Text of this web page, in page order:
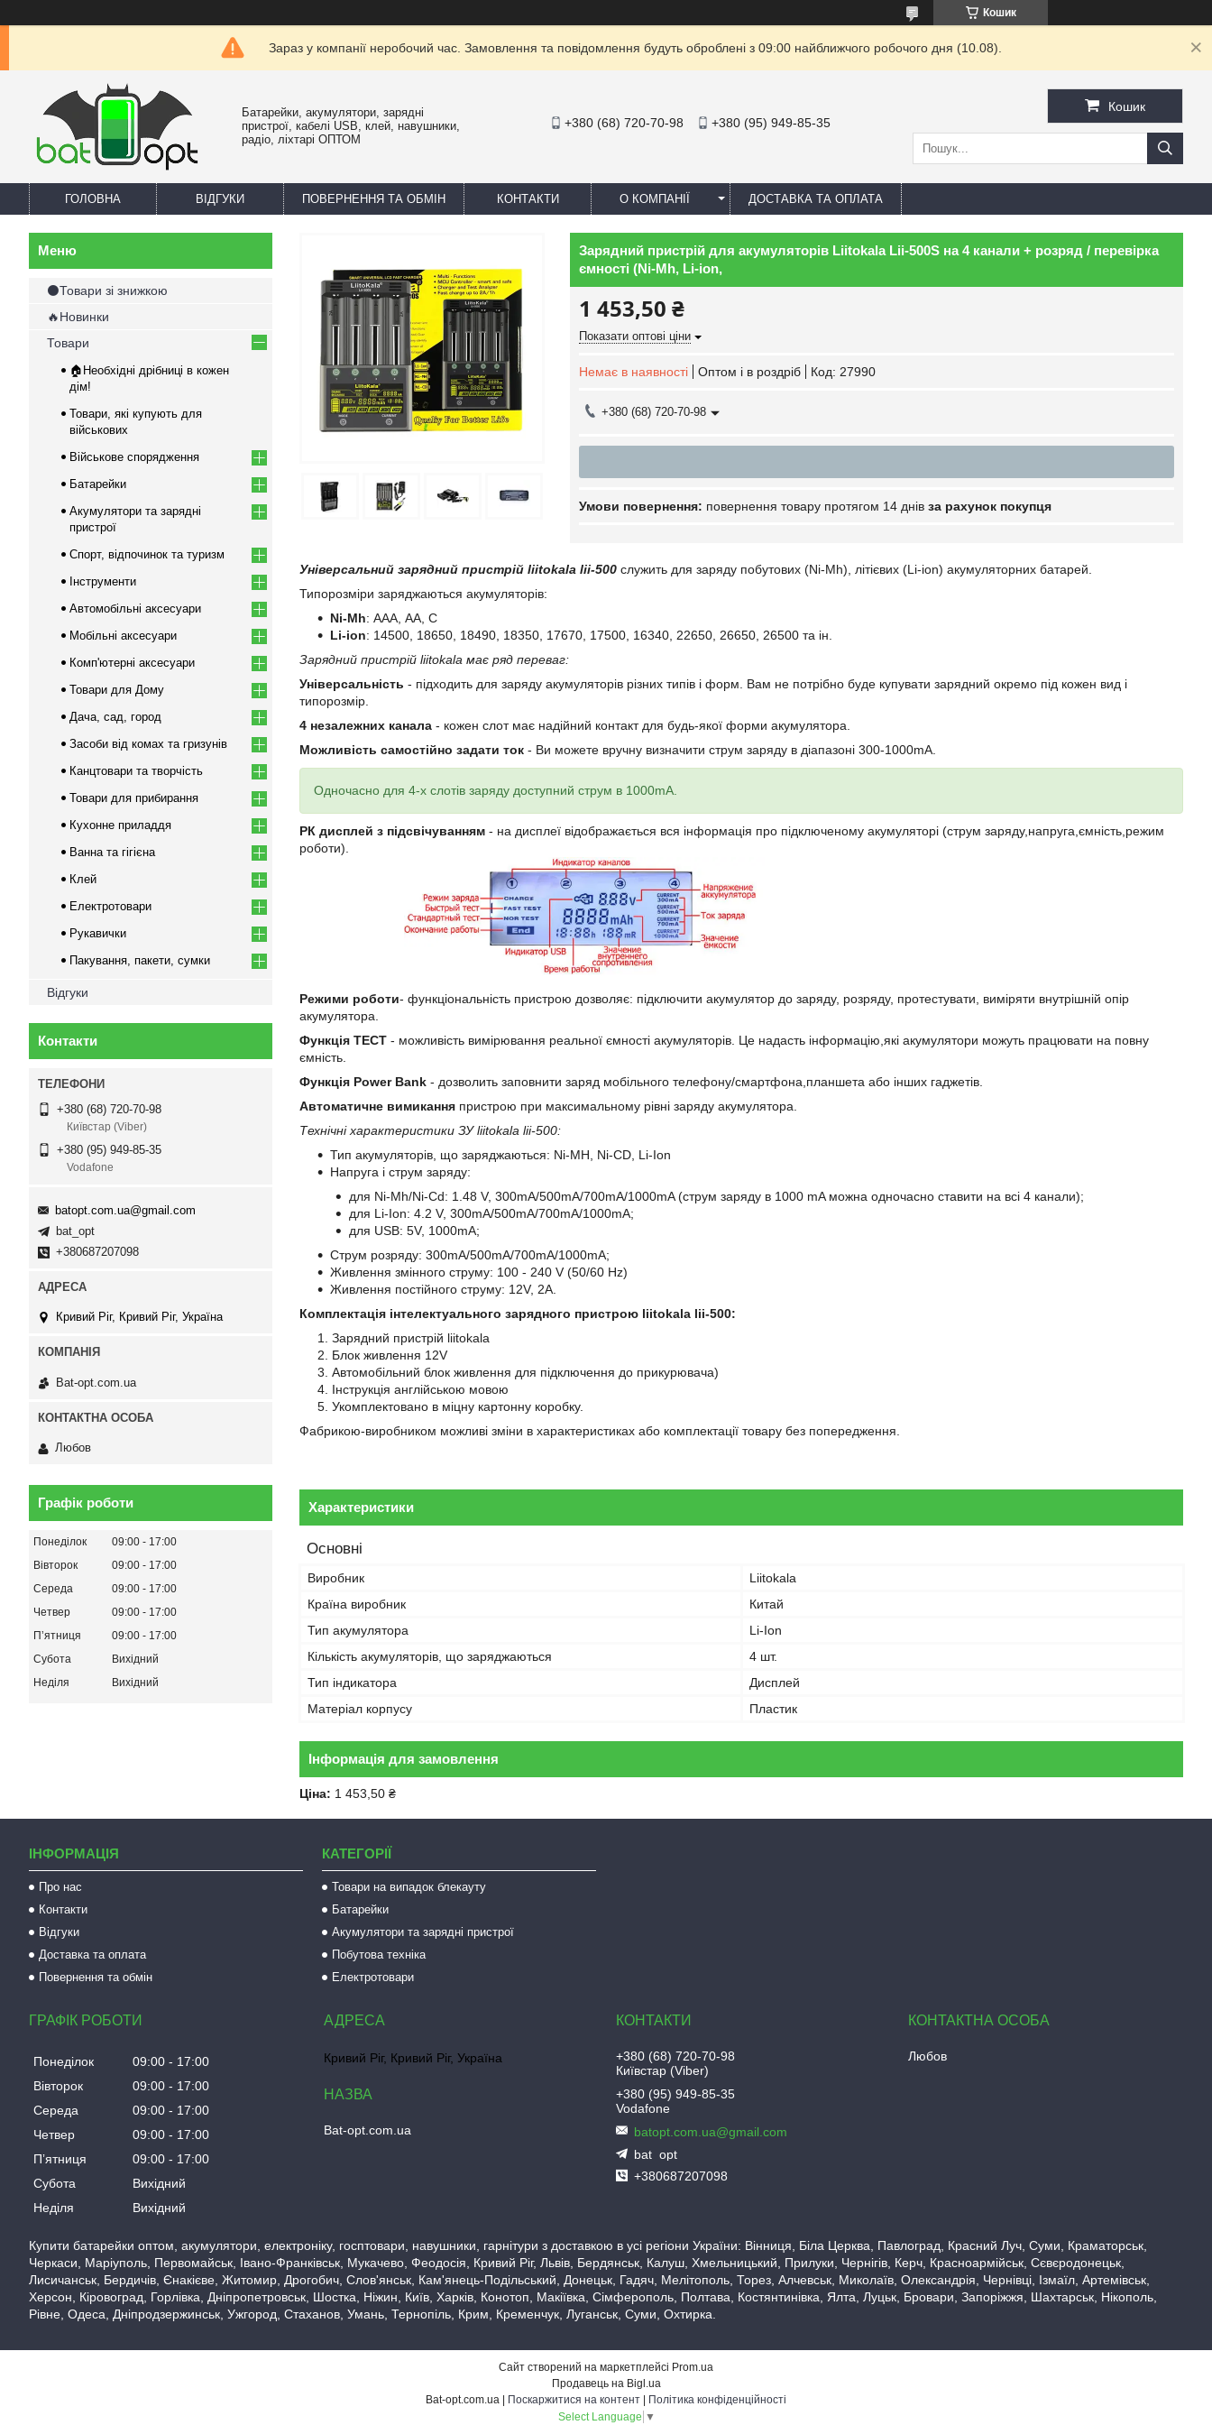
Кошик
Зараз у компанії неробочий час. Замовлення та повідомлення будуть оброблені з 09:00 найближчого робочого дня (10.08).
Батарейки, акумулятори, зарядні
пристрої, кабелі USB, клей, навушники,
радіо, ліхтарі ОПТОМ
+380 (68) 720-70-98 +380 (95) 949-85-35
Кошик
ГОЛОВНА ВІДГУКИ ПОВЕРНЕННЯ ТА ОБМІН КОНТАКТИ О КОМПАНІЇ ДОСТАВКА ТА ОПЛАТА
Зарядний пристрій для акумуляторів Liitokala Lii-500S на 4 канали + розряд / перевірка
ємності (Ni-Mh, Li-ion,
1 453,50 ₴
Показати оптові ціни
Немає в наявності Оптом і в роздріб Код: 27990
+380 (68) 720-70-98
повернення товару протягом 14 днів за рахунок покупця
Універсальний зарядний пристрій liitokala lii-500 служить для заряду побутових (Ni-Mh), літієвих (Li-ion) акумуляторних батарей.
Типорозміри заряджаються акумуляторів:
Ni-Mh: ААА, АА, С
Li-ion: 14500, 18650, 18490, 18350, 17670, 17500, 16340, 22650, 26650, 26500 та ін.
Зарядний пристрій liitokala має ряд переваг:
Універсальність - підходить для заряду акумуляторів різних типів і форм. Вам не потрібно буде купувати зарядний окремо під кожен вид і
типорозмір.
4 незалежних канала - кожен слот має надійний контакт для будь-якої форми акумулятора.
Можливість самостійно задати ток - Ви можете вручну визначити струм заряду в діапазоні 300-1000mA.
Одночасно для 4-х слотів заряду доступний струм в 1000mA.
РК дисплей з підсвічуванням - на дисплеї відображається вся інформація про підключеному акумуляторі (струм заряду,напруга,ємність,режим
роботи).
Режими роботи- функціональність пристрою дозволяє: підключити акумулятор до заряду, розряду, протестувати, виміряти внутрішній опір
акумулятора.
Функція ТЕСТ - можливість вимірювання реальної ємності акумуляторів. Це надасть інформацію,які акумулятори можуть працювати на повну
ємність.
Функція Power Bank - дозволить заповнити заряд мобільного телефону/смартфона,планшета або інших гаджетів.
Автоматичне вимикання пристрою при максимальному рівні заряду акумулятора.
Технічні характеристики ЗУ liitokala lii-500:
Тип акумуляторів, що заряджаються: Ni-MH, Ni-CD, Li-Ion
Напруга і струм заряду:
для Ni-Mh/Ni-Cd: 1.48 V, 300mA/500mA/700mA/1000mA (струм заряду в 1000 mA можна одночасно ставити на всі 4 канали);
для Li-Ion: 4.2 V, 300mA/500mA/700mA/1000mA;
для USB: 5V, 1000mA;
Струм розряду: 300mA/500mA/700mA/1000mA;
Живлення змінного струму: 100 - 240 V (50/60 Hz)
Живлення постійного струму: 12V, 2А.
Комплектація інтелектуального зарядного пристрою liitokala lii-500:
Зарядний пристрій liitokala
Блок живлення 12V
Автомобільний блок живлення для підключення до прикурювача)
Інструкція англійською мовою
Укомплектовано в міцну картонну коробку.
Фабрикою-виробником можливі зміни в характеристиках або комплектації товару без попередження.
Характеристики
Основні
Виробник
Liitokala
Країна виробник
Китай
Тип акумулятора
Li-Ion
Кількість акумуляторів, що заряджаються
4 шт.
Тип індикатора
Дисплей
Матеріал корпусу
Пластик
Інформація для замовлення
Ціна: 1 453,50 ₴
⚫Товари зі знижкою
🔥Новинки
Товари
🏠Необхідні дрібниці в кожен
дім!
Товари, які купують для
військових
Військове спорядження
Батарейки
Акумулятори та зарядні
пристрої
Спорт, відпочинок та туризм
Інструменти
Автомобільні аксесуари
Мобільні аксесуари
Комп'ютерні аксесуари
Товари для Дому
Дача, сад, город
Засоби від комах та гризунів
Канцтовари та творчість
Товари для прибирання
Кухонне приладдя
Ванна та гігієна
Клей
Електротовари
Рукавички
Пакування, пакети, сумки
Відгуки
Контакти
+380 (68) 720-70-98
Київстар (Viber)
+380 (95) 949-85-35
Vodafone
batopt.com.ua@gmail.com
bat_opt
+380687207098
Кривий Ріг, Кривий Ріг, Україна
Bat-opt.com.ua
Любов
Графік роботи
Понеділок 09:00
17:00
Вівторок
09:00
17:00
Середа
09:00
17:00
Четвер
09:00
17:00
Пʼятниця
09:00
17:00
Субота
Вихідний
Неділя
Вихідний
ІНФОРМАЦІЯ
Про нас
Контакти
Відгуки
Доставка та оплата
Повернення та обмін
КАТЕГОРІЇ
Товари на випадок блекауту
Батарейки
Акумулятори та зарядні пристрої
Побутова техніка
Електротовари
ГРАФІК РОБОТИ
Понеділок 09:00
17:00
Вівторок
09:00
17:00
Середа
09:00
17:00
Четвер
09:00
17:00
Пʼятниця
09:00
17:00
Субота
Вихідний
Неділя
Вихідний
Кривий Ріг, Кривий Ріг, Україна
Bat-opt.com.ua
+380 (68) 720-70-98
Київстар (Viber)
+380 (95) 949-85-35
Vodafone
batopt.com.ua@gmail.com
bat_opt
+380687207098
Любов
Купити батарейки оптом, акумулятори, електроніку, госптовари, навушники, гарнітури з доставкою в усі регіони України: Вінниця, Біла Церква, Павлоград, Красний Луч, Суми, Краматорськ,
Черкаси, Маріуполь, Первомайськ, Івано-Франківськ, Мукачево, Феодосія, Кривий Ріг, Львів, Бердянськ, Калуш, Хмельницький, Прилуки, Чернігів, Керч, Красноармійськ, Сєвєродонецьк,
Лисичанськ, Бердичів, Єнакієве, Житомир, Дрогобич, Слов'янськ, Кам'янець-Подільський, Донецьк, Гадяч, Мелітополь, Торез, Алчевськ, Миколаїв, Олександрія, Чернівці, Ізмаїл, Артемівськ,
Херсон, Кіровоград, Горлівка, Дніпропетровськ, Шостка, Ніжин, Київ, Харків, Конотоп, Макіївка, Сімферополь, Полтава, Костянтинівка, Ялта, Луцьк, Бровари, Запоріжжя, Шахтарськ, Нікополь,
Рівне, Одеса, Дніпродзержинськ, Ужгород, Стаханов, Умань, Тернопіль, Крим, Кременчук, Луганськ, Суми, Охтирка.
Сайт створений на маркетплейсі Prom.ua
Продавець на Bigl.ua
Поскаржитися на контент
Політика конфіденційності
Select Language ▼